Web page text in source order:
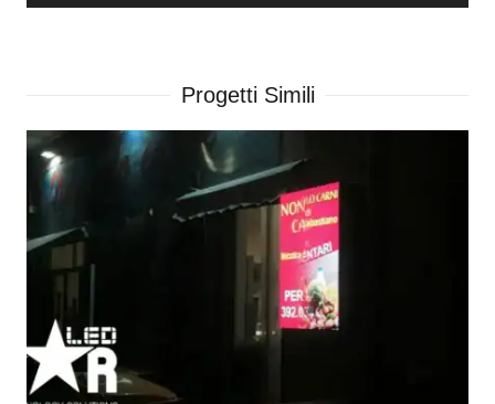
Progetti Simili